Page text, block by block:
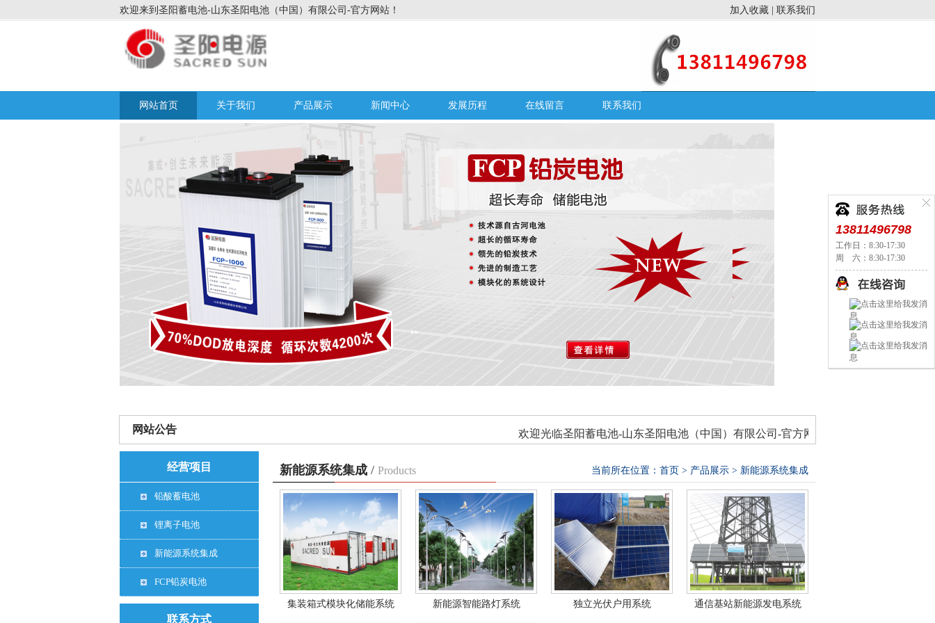
加入收藏 联系我们
欢迎来到圣阳蓄电池-山东圣阳电池（中国）有限公司-官方网站！
网站首页 关于我们 产品展示 新闻中心 发展历程 在线留言 联系我们
网站公告 欢迎光临圣阳蓄电池-山东圣阳电池（中国）有限公司-官方网站！
经营项目
铅酸蓄电池
锂离子电池
新能源系统集成
FCP铅炭电池
联系方式
当前所在位置： 首页 > 产品展示 > 新能源系统集成
新能源系统集成 / Products
集装箱式模块化储能系统 新能源智能路灯系统 独立光伏户用系统 通信基站新能源发电系统
13811496798
工作日：8:30-17:30
周 六：8:30-17:30